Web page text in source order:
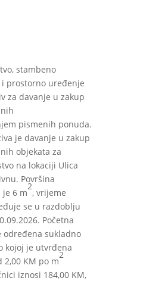
stambeno
prostorno uređenje
za davanje u zakup
pismenih ponuda.
je davanje u zakup
objekata za
na lokaciji Ulica
Površina
6 m
2
, vrijeme
se u razdoblju
Početna
sukladno
kojoj je utvrđena
KM po m
2
iznosi 184,00 KM,